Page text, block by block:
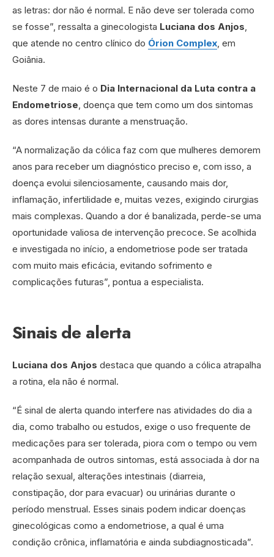
as letras: dor não é normal. E não deve ser tolerada como
se fosse”, ressalta a ginecologista Luciana dos Anjos
que atende no centro clínico do Órion Complex , em
Goiânia.
Neste 7 de maio é o Dia Internacional da Luta contra a
Endometriose , doença que tem como um dos sintomas
as dores intensas durante a menstruação.
“A normalização da cólica faz com que mulheres demorem
anos para receber um diagnóstico preciso e, com isso, a
doença evolui silenciosamente, causando mais dor,
inflamação, infertilidade e, muitas vezes, exigindo cirurgias
mais complexas. Quando a dor é banalizada, perde-se uma
oportunidade valiosa de intervenção precoce. Se acolhida
e investigada no início, a endometriose pode ser tratada
com muito mais eficácia, evitando sofrimento e
complicações futuras”, pontua a especialista.
Sinais de alerta
Luciana dos Anjos destaca que quando a cólica atrapalha
a rotina, ela não é normal.
“É sinal de alerta quando interfere nas atividades do dia a
dia, como trabalho ou estudos, exige o uso frequente de
medicações para ser tolerada, piora com o tempo ou vem
acompanhada de outros sintomas, está associada à dor na
relação sexual, alterações intestinais (diarreia,
constipação, dor para evacuar) ou urinárias durante o
período menstrual. Esses sinais podem indicar doenças
ginecológicas como a endometriose, a qual é uma
condição crônica, inflamatória e ainda subdiagnosticada”.